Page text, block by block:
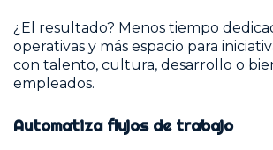
¿El resultado? Menos tiempo
operativas y más espacio para
con talento, cultura, desarrollo o
empleados.
Automatiza flujos de trabajo